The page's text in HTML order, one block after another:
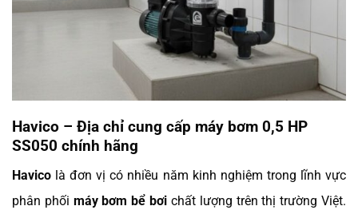
Havico – Địa chỉ cung cấp máy bơm 0,5 HP
SS050 chính hãng
Havico là đơn vị có nhiều năm kinh nghiệm trong lĩnh vực
phân phối máy bơm bể bơi chất lượng trên thị trường Việt.